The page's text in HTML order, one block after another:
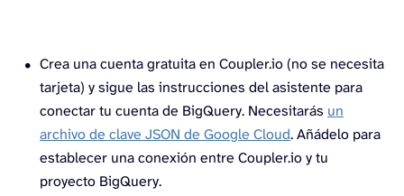
Crea una cuenta gratuita en Coupler.io (no se necesita
tarjeta) y sigue las instrucciones del asistente para
conectar tu cuenta de BigQuery. Necesitarás un
archivo de clave JSON de Google Cloud. Añádelo para
establecer una conexión entre Coupler.io y tu
proyecto BigQuery.